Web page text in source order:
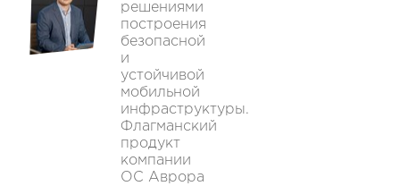
решениями
построения
безопасной
и
устойчивой
мобильной
инфраструктуры.
Флагманский
продукт
компании
ОС Аврора